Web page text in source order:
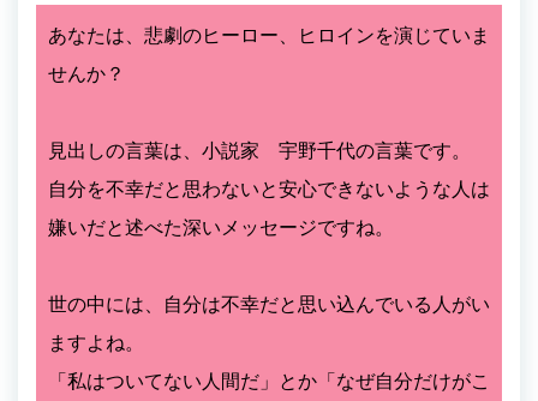
あなたは、悲劇のヒーロー、ヒロインを演じていま
せんか？
見出しの言葉は、小説家 宇野千代の言葉です。
自分を不幸だと思わないと安心できないような人は
嫌いだと述べた深いメッセージですね。
世の中には、自分は不幸だと思い込んでいる人がい
ますよね。
「私はついてない人間だ」とか「なぜ自分だけがこ